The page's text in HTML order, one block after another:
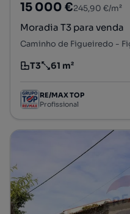
15 000 €245,90 €/m²
Moradia T3 para venda
Tipologia
T3
Preço por metro quadrado
61 m²
RE/MAX TOP
Profissional